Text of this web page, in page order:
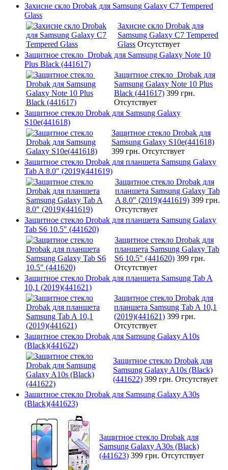
Захисне скло Drobak для Samsung Galaxy C7 Tempered
Glass
Захисне скло Drobak для
Samsung Galaxy C7 Tempered
Glass Отсутствует
Защитное стекло Drobak для Samsung Galaxy Note 10
Plus Black (441617)
Защитное стекло Drobak для
Samsung Galaxy Note 10 Plus
Black (441617) 399 грн.
Отсутствует
Защитное стекло Drobak для Samsung Galaxy
S10e(441618)
Защитное стекло Drobak для
Samsung Galaxy S10e(441618)
399 грн. Отсутствует
Защитное стекло Drobak для планшета Samsung Galaxy
Tab A 8.0" (2019)(441619)
Защитное стекло Drobak для
планшета Samsung Galaxy Tab
A 8.0" (2019)(441619) 399 грн.
Отсутствует
Защитное стекло Drobak для планшета Samsung Galaxy
Tab S6 10.5" (441620)
Защитное стекло Drobak для
планшета Samsung Galaxy Tab
S6 10.5" (441620) 399 грн.
Отсутствует
Защитное стекло Drobak для планшета Samsung Tab A
10,1 (2019)(441621)
Защитное стекло Drobak для
планшета Samsung Tab A 10,1
(2019)(441621) 399 грн.
Отсутствует
Защитное стекло Drobak для Samsung Galaxy A10s
(Black)(441622)
Защитное стекло Drobak для
Samsung Galaxy A10s (Black)
(441622) 399 грн. Отсутствует
Защитное стекло Drobak для Samsung Galaxy A30s
(Black)(441623)
Защитное стекло Drobak для
Samsung Galaxy A30s (Black)
(441623) 399 грн. Отсутствует